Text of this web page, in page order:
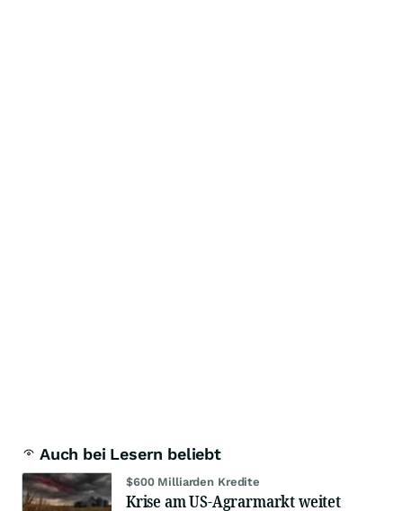
Auch bei Lesern beliebt
$600 Milliarden Kredite
Krise am US-Agrarmarkt weitet